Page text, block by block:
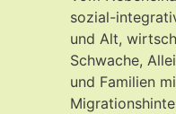
sozial-
und Alt,
Schwache,
und Familien